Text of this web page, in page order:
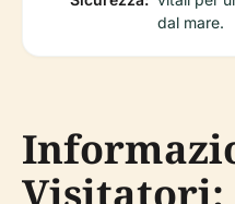
dal mare.